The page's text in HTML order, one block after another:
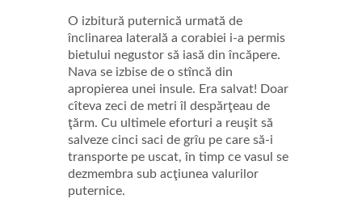
O izbitură puternică urmată de
înclinarea laterală a corabiei i-a permis
bietului negustor să iasă din încăpere.
Nava se izbise de o stîncă din
apropierea unei insule. Era salvat! Doar
cîteva zeci de metri îl despărţeau de
ţărm. Cu ultimele eforturi a reuşit să
salveze cinci saci de grîu pe care să-i
transporte pe uscat, în timp ce vasul se
dezmembra sub acţiunea valurilor
puternice.